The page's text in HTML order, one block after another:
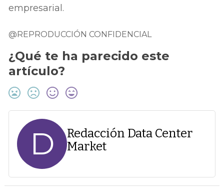
empresarial.
@REPRODUCCIÓN CONFIDENCIAL
¿Qué te ha parecido este
artículo?
D
Redacción Data Center
Market